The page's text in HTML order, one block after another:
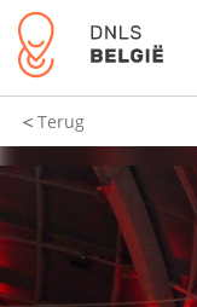
Terug